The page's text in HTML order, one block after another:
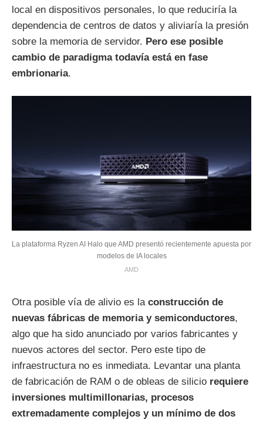
local en dispositivos personales, lo que reduciría la
dependencia de centros de datos y aliviaría la presión
sobre la memoria de servidor. Pero ese posible
cambio de paradigma todavía está en fase
embrionaria.
La plataforma Ryzen AI Halo que AMD presentó recientemente apuesta por
modelos de IA locales
AMD
Otra posible vía de alivio es la construcción de
nuevas fábricas de memoria y semiconductores,
algo que ha sido anunciado por varios fabricantes y
nuevos actores del sector. Pero este tipo de
infraestructura no es inmediata. Levantar una planta
de fabricación de RAM o de obleas de silicio requiere
inversiones multimillonarias, procesos
extremadamente complejos y un mínimo de dos